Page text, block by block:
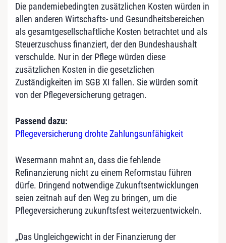
Die pandemiebedingten zusätzlichen Kosten würden in
allen anderen Wirtschafts- und Gesundheitsbereichen
als gesamtgesellschaftliche Kosten betrachtet und als
Steuerzuschuss finanziert, der den Bundeshaushalt
verschulde. Nur in der Pflege würden diese
zusätzlichen Kosten in die gesetzlichen
Zuständigkeiten im SGB XI fallen. Sie würden somit
von der Pflegeversicherung getragen.
Passend dazu:
Pflegeversicherung drohte Zahlungsunfähigkeit
Wesermann mahnt an, dass die fehlende
Refinanzierung nicht zu einem Reformstau führen
dürfe. Dringend notwendige Zukunftsentwicklungen
seien zeitnah auf den Weg zu bringen, um die
Pflegeversicherung zukunftsfest weiterzuentwickeln.
„Das Ungleichgewicht in der Finanzierung der